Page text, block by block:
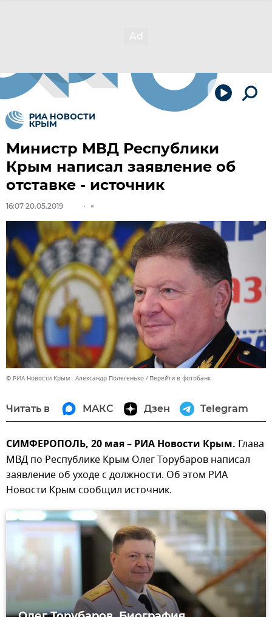
Министр МВД Республики
Крым написал заявление об
отставке - источник
16:07 20.05.2019
© РИА Новости Крым . Александр Полегенько Перейти в фотобанк
Читать в МАКС Дзен Telegram
СИМФЕРОПОЛЬ, 20 мая – РИА Новости Крым. Глава
МВД по Республике Крым Олег Торубаров написал
заявление об уходе с должности. Об этом РИА
Новости Крым сообщил источник.